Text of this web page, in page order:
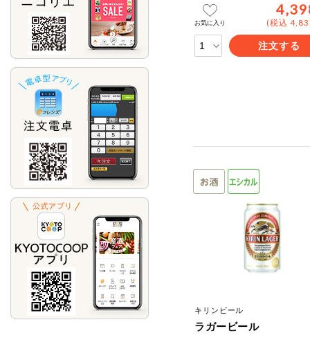
お気に入り (税込
注文する
キリンビール
ラガービール